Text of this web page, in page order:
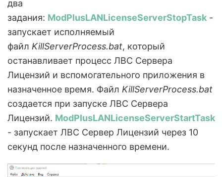
два
задания: ModPlusLANLicenseServerStopTask -
запускает исполняемый
файл KillServerProcess.bat, который
останавливает процесс ЛВС Сервера
Лицензий и вспомогательного приложения в
назначенное время. Файл KillServerProcess.bat
создается при запуске ЛВС Сервера
Лицензий. ModPlusLANLicenseServerStartTask
- запускает ЛВС Сервер Лицензий через 10
секунд после назначенного времени.